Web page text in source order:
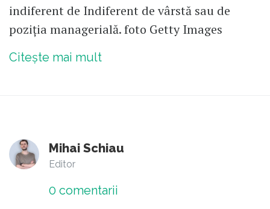
indiferent de Indiferent de vârstă sau de
poziția managerială. foto Getty Images
Citește mai mult
Mihai Schiau
Editor
0 comentarii